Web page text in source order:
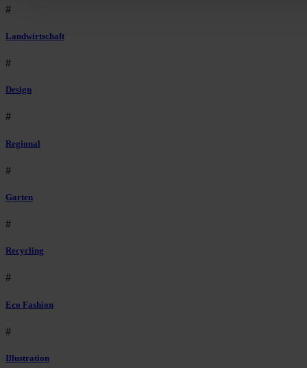
#
Landwirtschaft
#
Design
#
Regional
#
Garten
#
Recycling
#
Eco Fashion
#
Illustration